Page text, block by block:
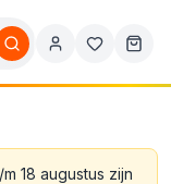
18 augustus zijn